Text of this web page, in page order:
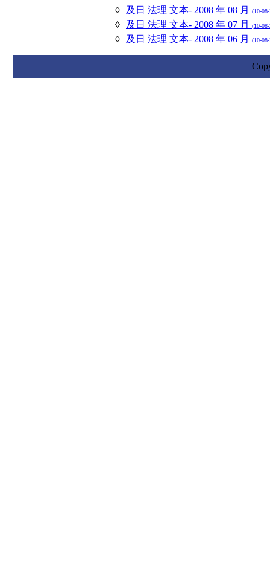
◊
及日 法理 文本- 2008 年 08 月 (10-
◊ 及日 法理 文本- 2008 年 07 月 (10-
◊ 及日 法理 文本- 2008 年 06 月 (10-